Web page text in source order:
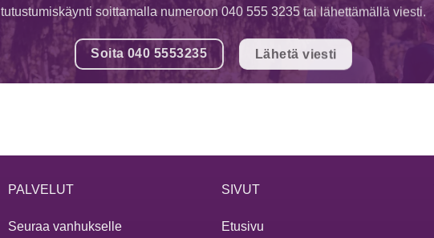
tutustumiskäynti soittamalla numeroon 040 555 3235 tai lähettämällä viesti.
Soita 040 5553235 Lähetä viesti
PALVELUT
Seuraa vanhukselle
SIVUT
Etusivu